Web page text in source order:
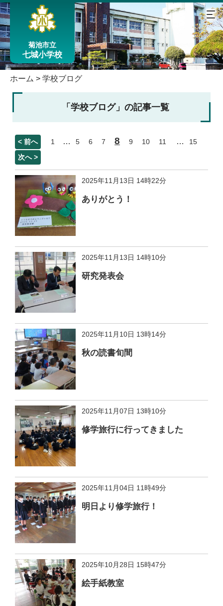
菊池市立
七城小学校
ホーム > 学校ブログ
「学校ブログ」の記事一覧
< 前へ 1 … 5 6 7 8 9 10 11 …
15
次へ >
2025年11月13日 14時22分
ありがとう！
2025年11月13日 14時10分
研究発表会
2025年11月10日 13時14分
秋の読書旬間
2025年11月07日 13時10分
修学旅行に行ってきました
2025年11月04日 11時49分
明日より修学旅行！
2025年10月28日 15時47分
絵手紙教室